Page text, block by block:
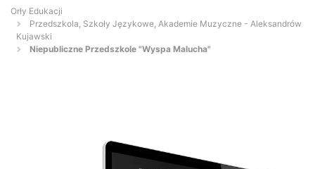
Orły Edukacji
Przedszkola, Szkoły Językowe, Akademie Muzyczne - Aleksandrów
Kujawski
Niepubliczne Przedszkole "Wyspa Malucha"